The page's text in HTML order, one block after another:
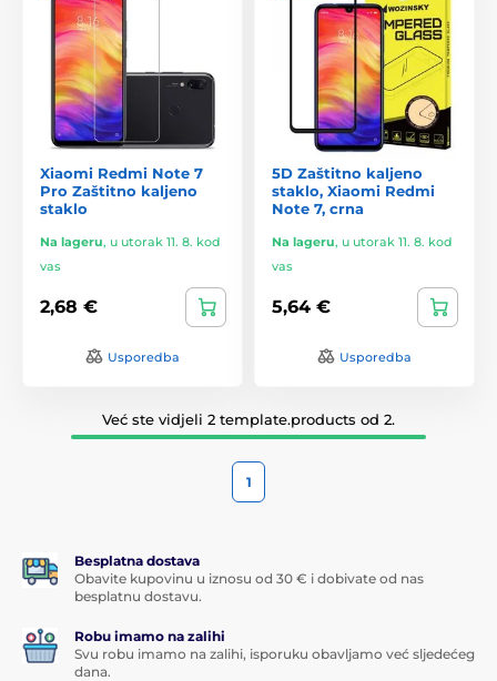
Xiaomi Redmi Note 7
Pro Zaštitno kaljeno
staklo
Na lageru, u utorak 11. 8. kod
vas
2,68 €
Usporedba
5D Zaštitno kaljeno
staklo, Xiaomi Redmi
Note 7, crna
Na lageru, u utorak 11. 8. kod
vas
5,64 €
Usporedba
Već ste vidjeli 2 template.products od 2.
1
Besplatna dostava
Obavite kupovinu u iznosu od 30 € i dobivate od nas
besplatnu dostavu.
Robu imamo na zalihi
Svu robu imamo na zalihi, isporuku obavljamo već sljedećeg
dana.